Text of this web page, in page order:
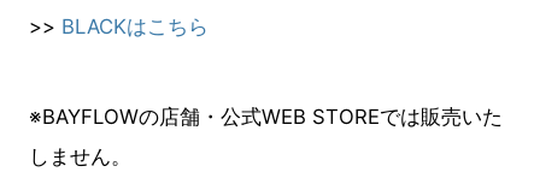
>> BLACKはこちら
※BAYFLOWの店舗・公式WEB STOREでは販売いた
しません。